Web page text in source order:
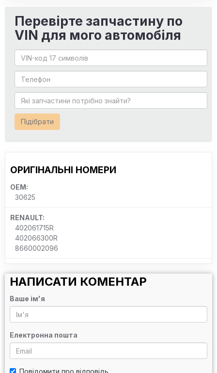
Перевірте запчастину по
VIN для мого автомобіля
Підібрати
ОРИГІНАЛЬНІ НОМЕРИ
OEM:
30625
RENAULT:
402061715R
402066300R
8660002096
НАПИСАТИ КОМЕНТАР
Ваше ім'я
Електронна пошта
Повідомити про відповідь